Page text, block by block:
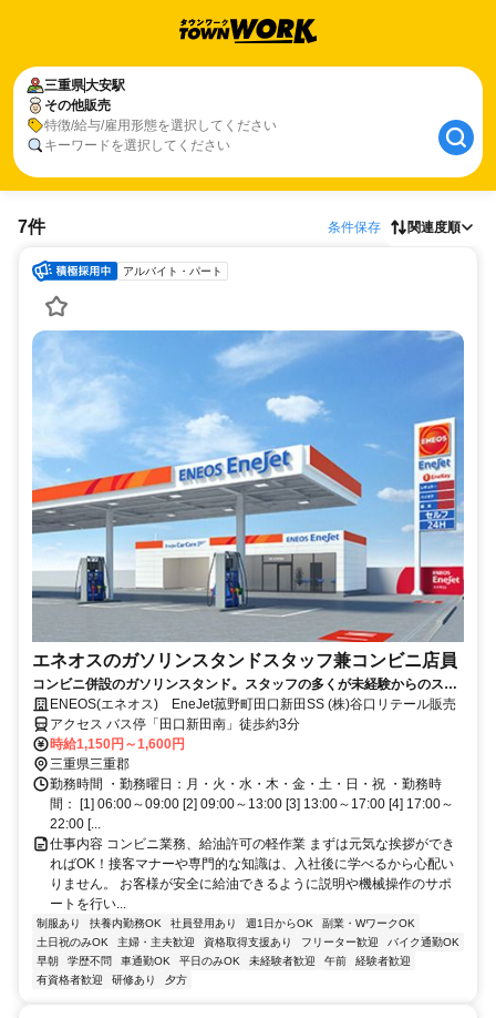
三重県大安駅
その他販売
特徴/給与/雇用形態を選択してください
キーワードを選択してください
7件 条件保存 関連度順
アルバイト・パート
エネオスのガソリンスタンドスタッフ兼コンビニ店員
コンビニ併設のガソリンスタンド。スタッフの多くが未経験からのスタ
ートです。
ENEOS(エネオス) EneJet菰野町田口新田SS (株)谷口リテール販売
アクセス バス停「田口新田南」徒歩約3分
時給1,150円～1,600円
三重県三重郡
勤務時間 ・勤務曜日：月・火・水・木・金・土・日・祝 ・勤務時
間： [1] 06:00～09:00 [2] 09:00～13:00 [3] 13:00～17:00 [4] 17:00～
22:00 [...
仕事内容 コンビニ業務、給油許可の軽作業 まずは元気な挨拶ができ
ればOK！接客マナーや専門的な知識は、入社後に学べるから心配い
りません。 お客様が安全に給油できるように説明や機械操作のサポ
ートを行い...
制服あり 扶養内勤務OK 社員登用あり 週1日からOK
副業・WワークOK
土日祝のみOK
主婦・主夫歓迎 資格取得支援あり フリーター歓迎
バイク通勤OK
早朝
学歴不問 車通勤OK 平日のみOK 未経験者歓迎 午前
経験者歓迎
有資格者歓迎
研修あり 夕方